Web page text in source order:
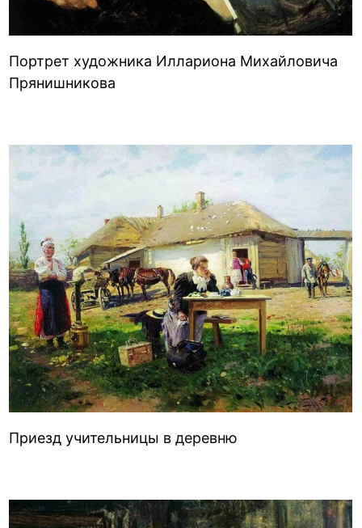
Портрет художника Иллариона Михайловича
Прянишникова
Приезд учительницы в деревню